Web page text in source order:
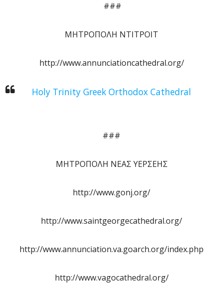
###
ΜΗΤΡΟΠΟΛΗ ΝΤΙΤΡΟΙΤ
http://www.annunciationcathedral.org/
Holy Trinity Greek Orthodox Cathedral
###
ΜΗΤΡΟΠΟΛΗ ΝΕΑΣ ΥΕΡΣΕΗΣ
http://www.gonj.org/
http://www.saintgeorgecathedral.org/
http://www.annunciation.va.goarch.org/index.php
http://www.vagocathedral.org/